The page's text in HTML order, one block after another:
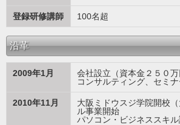
登録研修講師 100名超
沿革
2009年1月
会社設立（資本金２５０万
コンサルティング、セミ
2010年11月
大阪ミドウスジ学院開校
ル事業開始
パソコン・ビジネススキ